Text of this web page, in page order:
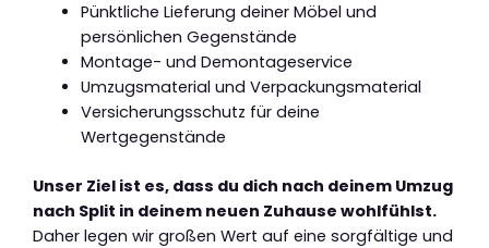
Pünktliche Lieferung deiner Möbel und
persönlichen Gegenstände
Montage- und Demontageservice
Umzugsmaterial und Verpackungsmaterial
Versicherungsschutz für deine
Wertgegenstände
Unser Ziel ist es, dass du dich nach deinem Umzug
nach Split in deinem neuen Zuhause wohlfühlst.
Daher legen wir großen Wert auf eine sorgfältige und